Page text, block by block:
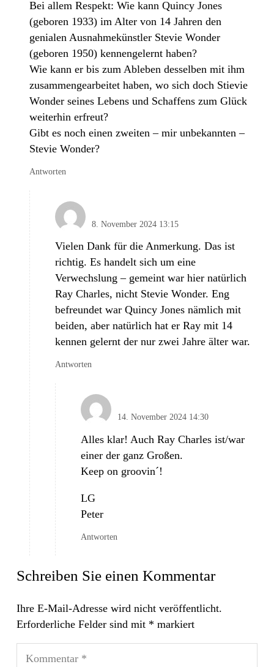
Bei allem Respekt: Wie kann Quincy Jones
(geboren 1933) im Alter von 14 Jahren den
genialen Ausnahmekünstler Stevie Wonder
(geboren 1950) kennengelernt haben?
Wie kann er bis zum Ableben desselben mit ihm
zusammengearbeitet haben, wo sich doch Stievie
Wonder seines Lebens und Schaffens zum Glück
weiterhin erfreut?
Gibt es noch einen zweiten – mir unbekannten –
Stevie Wonder?
Antworten
8. November 2024 13:15
Vielen Dank für die Anmerkung. Das ist
richtig. Es handelt sich um eine
Verwechslung – gemeint war hier natürlich
Ray Charles, nicht Stevie Wonder. Eng
befreundet war Quincy Jones nämlich mit
beiden, aber natürlich hat er Ray mit 14
kennen gelernt der nur zwei Jahre älter war.
Antworten
14. November 2024 14:30
Alles klar! Auch Ray Charles ist/war
einer der ganz Großen.
Keep on groovin´!
LG
Peter
Antworten
Schreiben Sie einen Kommentar
Ihre E-Mail-Adresse wird nicht veröffentlicht.
Erforderliche Felder sind mit * markiert